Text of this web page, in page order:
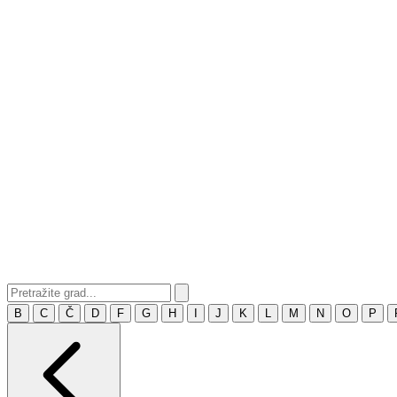
B C Č D F G H J K M N O P